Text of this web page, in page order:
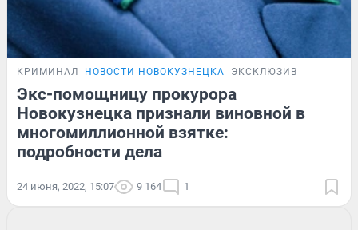
КРИМИНАЛ НОВОСТИ НОВОКУЗНЕЦКА ЭКСКЛЮЗИВ
Экс-помощницу прокурора
Новокузнецка признали виновной в
многомиллионной взятке:
подробности дела
24 июня, 2022, 15:07 9 164 1